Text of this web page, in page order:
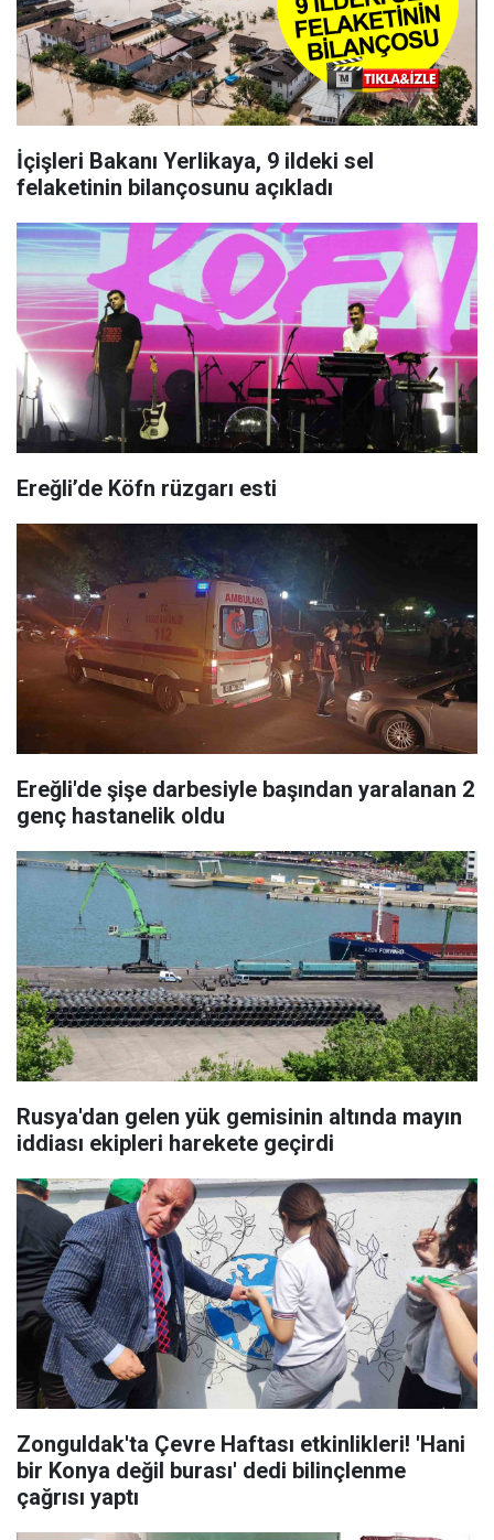
İçişleri Bakanı Yerlikaya, 9 ildeki sel
felaketinin bilançosunu açıkladı
Ereğli’de Köfn rüzgarı esti
Ereğli'de şişe darbesiyle başından yaralanan 2
genç hastanelik oldu
Rusya'dan gelen yük gemisinin altında mayın
iddiası ekipleri harekete geçirdi
Zonguldak'ta Çevre Haftası etkinlikleri! 'Hani
bir Konya değil burası' dedi bilinçlenme
çağrısı yaptı